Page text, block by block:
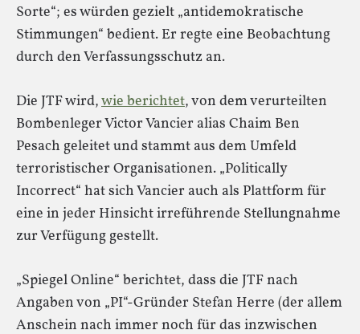
Sorte“; es würden gezielt „antidemokratische
Stimmungen“ bedient. Er regte eine Beobachtung
durch den Verfassungsschutz an.
Die JTF wird,wie berichtet, von dem verurteilten
Bombenleger Victor Vancier alias Chaim Ben
Pesach geleitet und stammt aus dem Umfeld
terroristischer Organisationen. „Politically
Incorrect“ hat sich Vancier auch als Plattform für
eine in jeder Hinsicht irreführende Stellungnahme
zur Verfügung gestellt.
„Spiegel Online“ berichtet, dass die JTF nach
Angaben von „PI“-Gründer Stefan Herre (der allem
Anschein nach immer noch für das inzwischen